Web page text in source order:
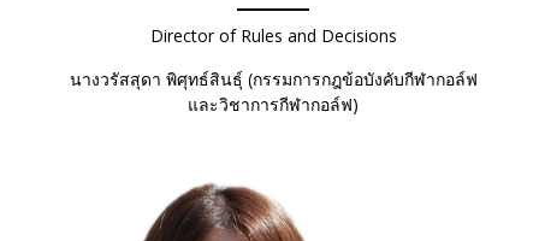
Director of Rules and Decisions
นางวรัสสุดา พิศุทธ์สินธุ์ (กรรมการกฎข้อบังคับกีฬากอล์ฟ
และวิชาการกีฬากอล์ฟ)